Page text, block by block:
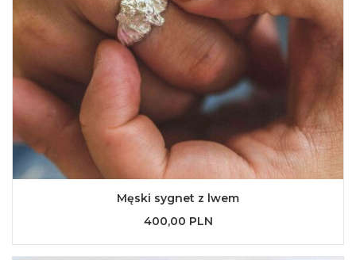
Męski sygnet z lwem
400,00 PLN